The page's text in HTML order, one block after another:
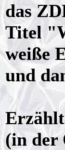
das
Titel
weiße
und
(in der